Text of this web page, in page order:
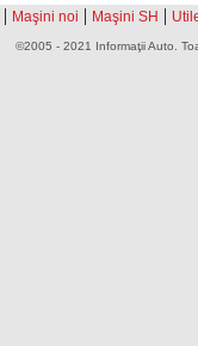
| Maşini noi | Maşini SH |
©2005 - 2021 Informaţii Auto.